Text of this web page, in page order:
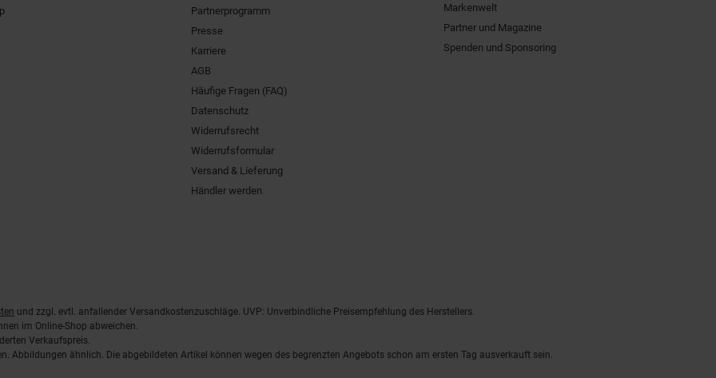
Partnerprogramm
Presse
Karriere
AGB
Häufige Fragen (FAQ)
Datenschutz
Widerrufsrecht
Widerrufsformular
Versand & Lieferung
Händler werden
Markenwelt
Partner und Magazine
Spenden und Sponsoring
und zzgl. evtl. anfallender Versandkostenzuschläge. UVP: Unverbindliche Preisempfehlung des Herstellers.
im Online-Shop abweichen.
Verkaufspreis.
Abbildungen ähnlich. Die abgebildeten Artikel können wegen des begrenzten Angebots schon am ersten Tag ausverkauft sein.